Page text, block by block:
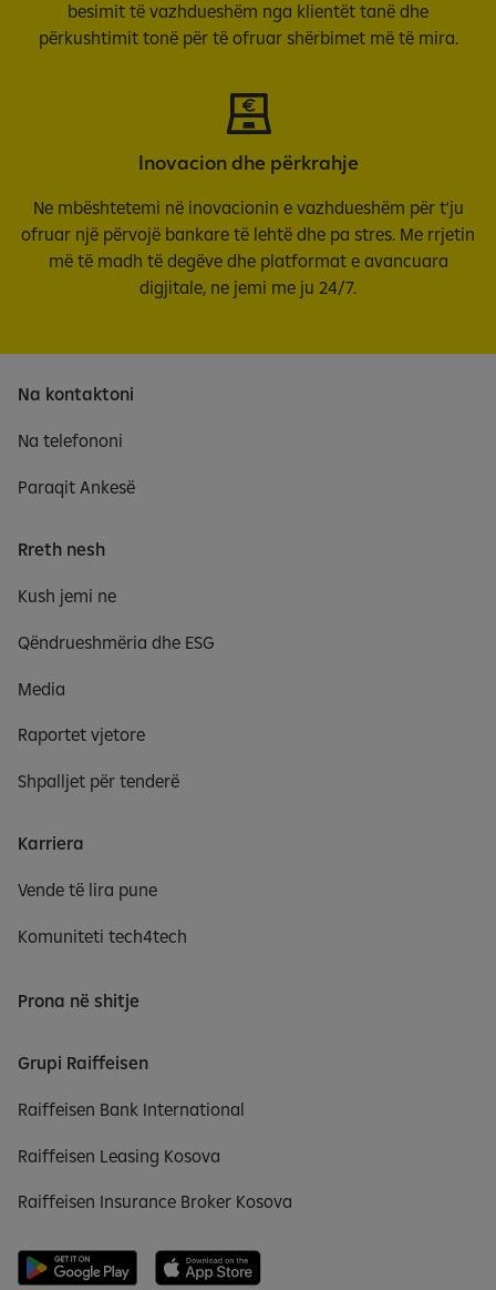
besimit të vazhdueshëm nga klientët tanë dhe
përkushtimit tonë për të ofruar shërbimet më të mira.
Inovacion dhe përkrahje
Ne mbështetemi në inovacionin e vazhdueshëm për t'ju
ofruar një përvojë bankare të lehtë dhe pa stres. Me rrjetin
më të madh të degëve dhe platformat e avancuara
digjitale, ne jemi me ju 24/7.
Na kontaktoni
Na telefononi
Paraqit Ankesë
Rreth nesh
Kush jemi ne
Qëndrueshmëria dhe ESG
Media
Raportet vjetore
Shpalljet për tenderë
Karriera
Vende të lira pune
Komuniteti tech4tech
Prona në shitje
Grupi Raiffeisen
Raiffeisen Bank International
Raiffeisen Leasing Kosova
Raiffeisen Insurance Broker Kosova